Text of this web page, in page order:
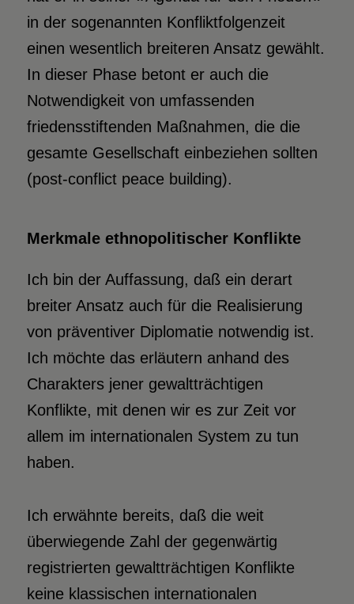
in der sogenannten Konfliktfolgenzeit
einen wesentlich breiteren Ansatz gewählt.
In dieser Phase betont er auch die
Notwendigkeit von umfassenden
friedensstiftenden Maßnahmen, die die
gesamte Gesellschaft einbeziehen sollten
(post-conflict peace building).
Merkmale ethnopolitischer Konflikte
Ich bin der Auffassung, daß ein derart
breiter Ansatz auch für die Realisierung
von präventiver Diplomatie notwendig ist.
Ich möchte das erläutern anhand des
Charakters jener gewaltträchtigen
Konflikte, mit denen wir es zur Zeit vor
allem im internationalen System zu tun
haben.
Ich erwähnte bereits, daß die weit
überwiegende Zahl der gegenwärtig
registrierten gewaltträchtigen Konflikte
keine klassischen internationalen